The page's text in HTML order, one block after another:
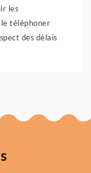
les
téléphoner
des délais